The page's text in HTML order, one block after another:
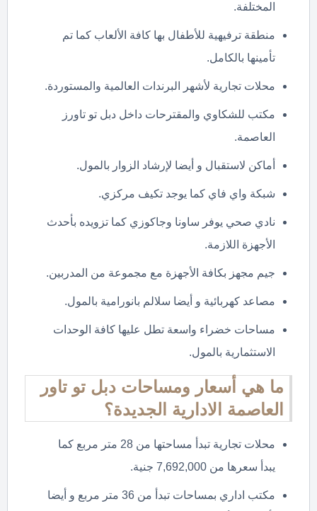
المختلفة.
منطقة ترفيهية للأطفال بها كافة الألعاب كما تم
تأمينها بالكامل.
محلات تجارية لأشهر البرندات العالمية والمستوردة.
مكتب للشكاوي والمقترحات داخل دبل تو تاورز
العاصمة.
أماكن لاستقبال و أيضا لإرشاد الزوار بالمول.
شبكة واي فاي كما يوجد تكيف مركزي.
نادي صحي يوفر ساونا وجاكوزي كما تزويده بأحدث
الأجهزة اللازمة.
جيم مجهز بكافة الأجهزة مع مجموعة من المدربين.
مصاعد كهربائية و أيضا سلالم بانورامية بالمول.
مساحات خضراء واسعة تطل عليها كافة الوحدات
الاستثمارية بالمول.
ما هي أسعار ومساحات دبل تو تاور
العاصمة الادارية الجديدة؟
محلات تجارية تبدأ مساحتها من 28 متر مربع كما
يبدأ سعرها من 7,692,000 جنية.
مكتب اداري بمساحات تبدأ من 36 متر مربع و أيضا